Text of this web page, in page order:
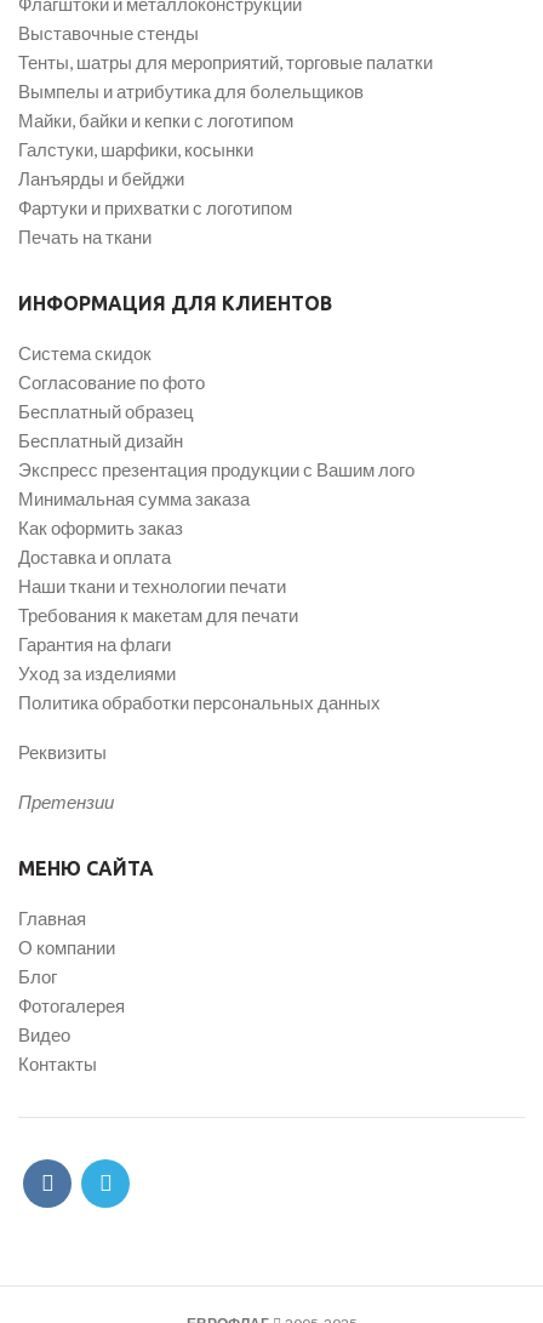
Выставочные стенды
Тенты, шатры для мероприятий, торговые палатки
Вымпелы и атрибутика для болельщиков
Майки, байки и кепки с логотипом
Галстуки, шарфики, косынки
Ланъярды и бейджи
Фартуки и прихватки с логотипом
Печать на ткани
ИНФОРМАЦИЯ ДЛЯ КЛИЕНТОВ
Система скидок
Согласование по фото
Бесплатный образец
Бесплатный дизайн
Экспресс презентация продукции с Вашим лого
Минимальная сумма заказа
Как оформить заказ
Доставка и оплата
Наши ткани и технологии печати
Требования к макетам для печати
Гарантия на флаги
Уход за изделиями
Политика обработки персональных данных
Реквизиты
Претензии
МЕНЮ САЙТА
Главная
О компании
Блог
Фотогалерея
Видео
Контакты